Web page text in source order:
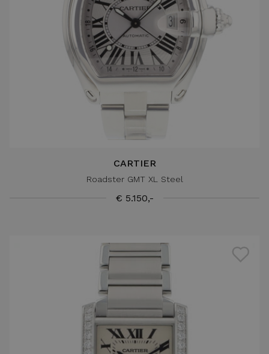
CARTIER
Roadster GMT XL Steel
€ 5.150,-